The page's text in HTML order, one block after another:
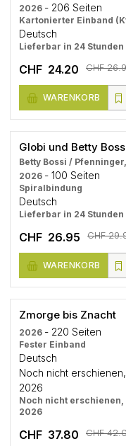
2026 - 206 Seiten
Kartonierter Einband
Deutsch
Lieferbar in 24 Stunden
CHF 24.20 CHF
WARENKORB
Globi und Betty
Betty Bossi /
2026 - 100 Seiten
Spiralbindung
Deutsch
Lieferbar in 24 Stunden
CHF 26.95 CHF
WARENKORB
Zmorge bis Znacht
2026 - 220 Seiten
Fester Einband
Deutsch
Noch nicht
2026
Noch nicht erschienen,
2026
CHF 37.80 CHF